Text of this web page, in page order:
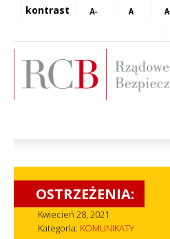
kontrast
OSTRZEŻENIA:
Kwiecień 28, 2021
Kategoria: KOMUNIKATY